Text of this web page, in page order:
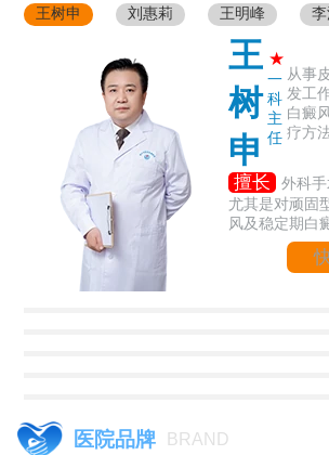
王树申 刘惠莉 王明峰
王
树
申
★
一
科
主
任
从事
发工
白癜
疗方
擅长
外科手
尤其是对顽固
风及稳定期白
医院品牌 BRAND